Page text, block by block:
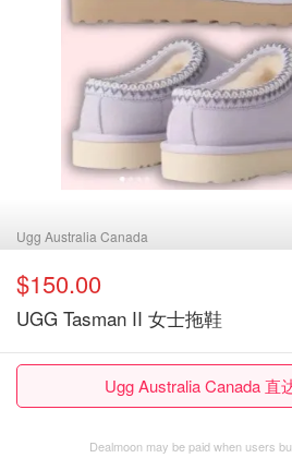
Ugg Australia Canada
$150.00
UGG Tasman II 女士拖鞋
Ugg Australia Canada
Dealmoon may be paid when users